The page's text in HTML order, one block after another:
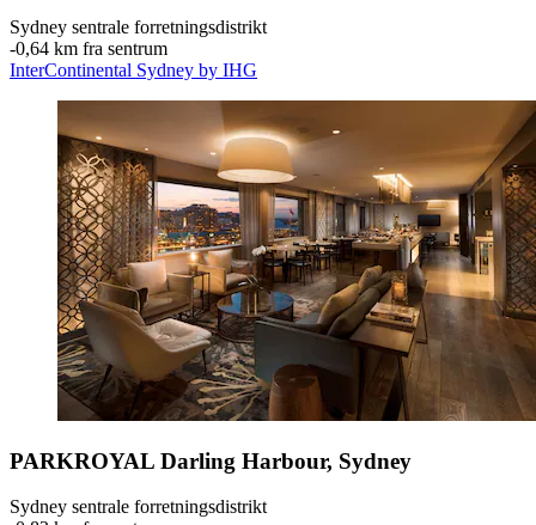
Sydney sentrale forretningsdistrikt
‐0,64 km fra sentrum
InterContinental Sydney by IHG
PARKROYAL Darling Harbour, Sydney
Sydney sentrale forretningsdistrikt